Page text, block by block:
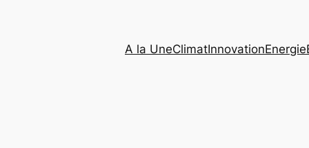
A la UneClimatInnovationEnergie